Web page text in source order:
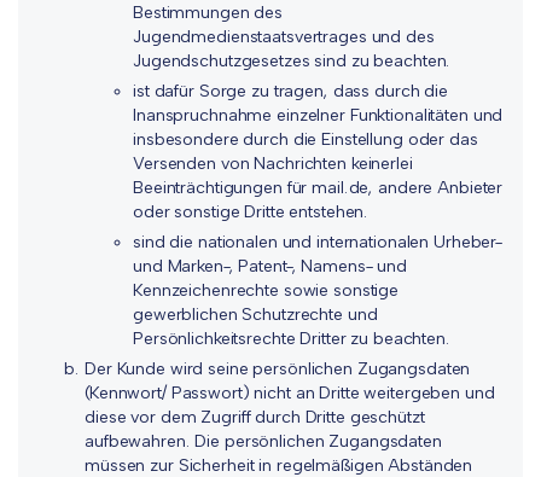
Bestimmungen des
Jugendmedienstaatsvertrages und des
Jugendschutzgesetzes sind zu beachten.
ist dafür Sorge zu tragen, dass durch die
Inanspruchnahme einzelner Funktionalitäten und
insbesondere durch die Einstellung oder das
Versenden von Nachrichten keinerlei
Beeinträchtigungen für mail.de, andere Anbieter
oder sonstige Dritte entstehen.
sind die nationalen und internationalen Urheber-
und Marken-, Patent-, Namens- und
Kennzeichenrechte sowie sonstige
gewerblichen Schutzrechte und
Persönlichkeitsrechte Dritter zu beachten.
Der Kunde wird seine persönlichen Zugangsdaten
(Kennwort/ Passwort) nicht an Dritte weitergeben und
diese vor dem Zugriff durch Dritte geschützt
aufbewahren. Die persönlichen Zugangsdaten
müssen zur Sicherheit in regelmäßigen Abständen